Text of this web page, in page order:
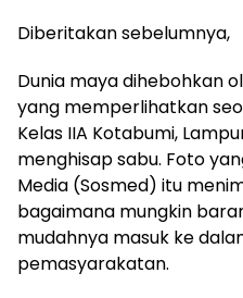
Diberitakan sebelumnya,
Dunia maya dihebohkan
yang memperlihatkan
Kelas IIA Kotabumi,
menghisap sabu. Foto
Media (Sosmed) itu
bagaimana mungkin
mudahnya masuk ke
pemasyarakatan.